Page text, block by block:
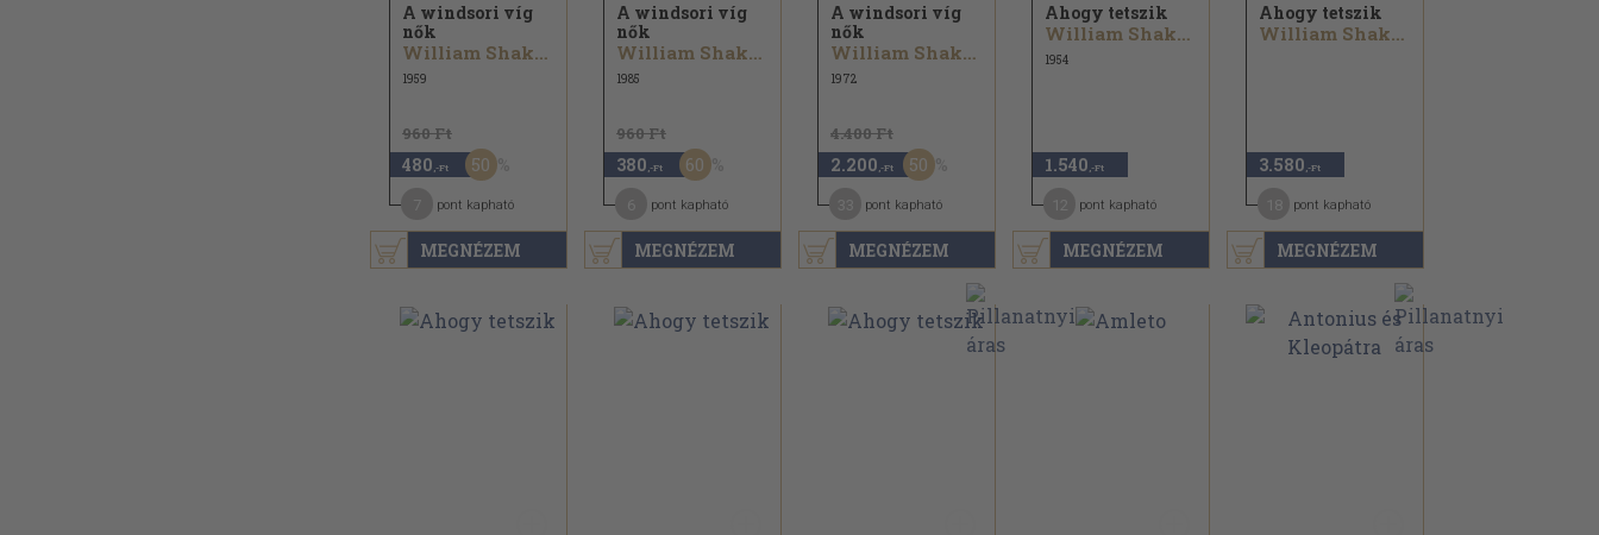
MEGNÉZEM
A windsori víg
nők
William Shakespeare
1959
960 Ft
480 ,-Ft 50
pont kapható
MEGNÉZEM
A windsori víg
nők
William Shakespeare
1985
960 Ft
380 ,-Ft 60
pont kapható
MEGNÉZEM
A windsori víg
nők
William Shakespeare
1972
4.400 Ft
2.200 ,-Ft 50
pont kapható
MEGNÉZEM
Ahogy tetszik
William Shakespeare
1954
1.540 ,-Ft
pont kapható
MEGNÉZEM
Ahogy tetszik
William Shakespeare
3.580 ,-Ft
pont kapható